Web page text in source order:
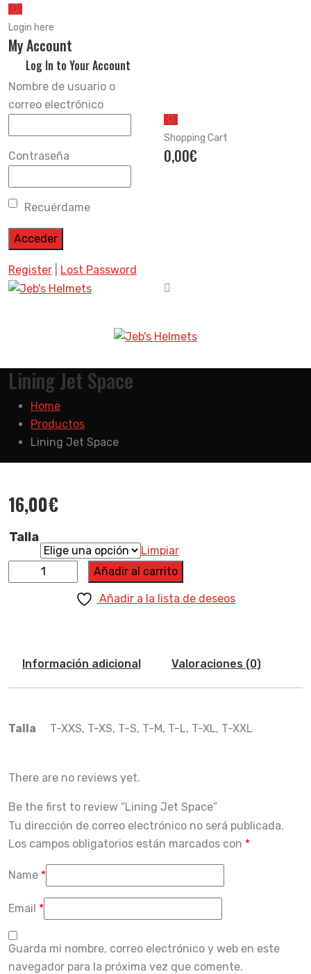
Login here
My Account
Log In to Your Account
Nombre de usuario o
correo electrónico
Contraseña
Recuérdame
Register Lost Password
Shopping Cart
0,00€
Lining Jet Space
Home
Productos
Lining Jet Space
16,00€
Talla
Limpiar
Añadir al carrito
Añadir a la lista de deseos
Información adicional Valoraciones (0)
Talla T-XXS, T-XS, T-S, T-M, T-L, T-XL, T-XXL
There are no reviews yet.
Be the first to review “Lining Jet Space”
Tu dirección de correo electrónico no será publicada.
Los campos obligatorios están marcados con *
Name *
Email *
Guarda mi nombre, correo electrónico y web en este
navegador para la próxima vez que comente.